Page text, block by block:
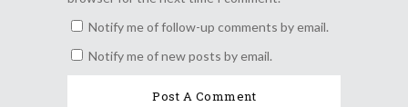
Notify me of follow-up comments by email.
Notify me of new posts by email.